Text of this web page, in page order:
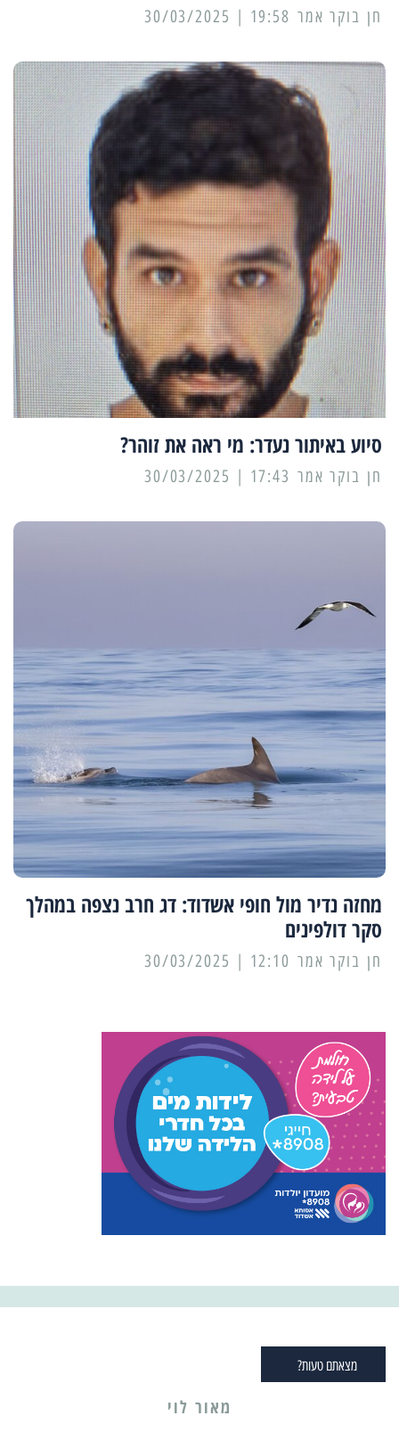
19:58 | 30/03/2025
סיוע באיתור נעדר: מי ראה את זוהר?
17:43 | 30/03/2025
מחזה נדיר מול חופי אשדוד: דג חרב נצפה במהלך
סקר דולפינים
12:10 | 30/03/2025
מצאתם טעות?
מאור לוי